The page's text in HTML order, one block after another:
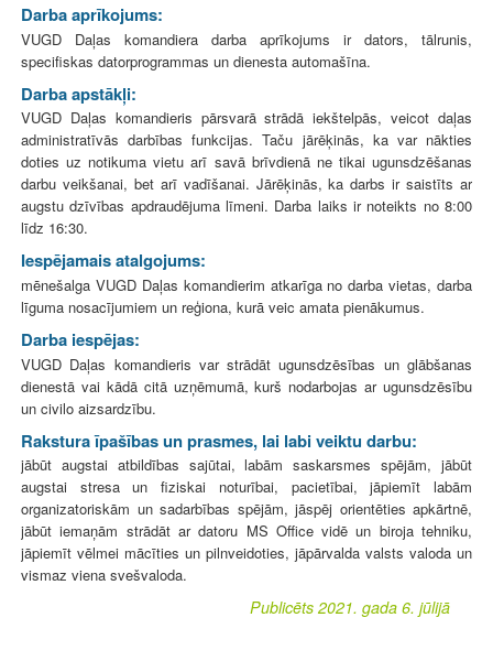
Darba aprīkojums:
VUGD Daļas komandiera darba aprīkojums ir dators, tālrunis,
specifiskas datorprogrammas un dienesta automašīna.
Darba apstākļi:
VUGD Daļas komandieris pārsvarā strādā iekštelpās, veicot daļas
administratīvās darbības funkcijas. Taču jārēķinās, ka var nākties
doties uz notikuma vietu arī savā brīvdienā ne tikai ugunsdzēšanas
darbu veikšanai, bet arī vadīšanai. Jārēķinās, ka darbs ir saistīts ar
augstu dzīvības apdraudējuma līmeni. Darba laiks ir noteikts no 8:00
līdz 16:30.
Iespējamais atalgojums:
mēnešalga VUGD Daļas komandierim atkarīga no darba vietas, darba
līguma nosacījumiem un reģiona, kurā veic amata pienākumus.
Darba iespējas:
VUGD Daļas komandieris var strādāt ugunsdzēsības un glābšanas
dienestā vai kādā citā uzņēmumā, kurš nodarbojas ar ugunsdzēsību
un civilo aizsardzību.
Rakstura īpašības un prasmes, lai labi veiktu darbu:
jābūt augstai atbildības sajūtai, labām saskarsmes spējām, jābūt
augstai stresa un fiziskai noturībai, pacietībai, jāpiemīt labām
organizatoriskām un sadarbības spējām, jāspēj orientēties apkārtnē,
jābūt iemaņām strādāt ar datoru MS Office vidē un biroja tehniku,
jāpiemīt vēlmei mācīties un pilnveidoties, jāpārvalda valsts valoda un
vismaz viena svešvaloda.
Publicēts 2021. gada 6. jūlijā